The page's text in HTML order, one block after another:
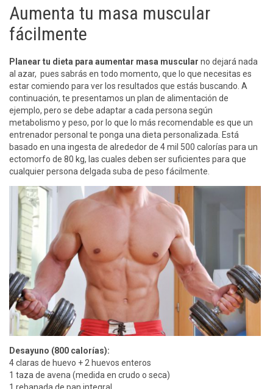
Aumenta tu masa muscular
fácilmente
Planear tu dieta para aumentar masa muscular no dejará nada
al azar, pues sabrás en todo momento, que lo que necesitas es
estar comiendo para ver los resultados que estás buscando. A
continuación, te presentamos un plan de alimentación de
ejemplo, pero se debe adaptar a cada persona según
metabolismo y peso, por lo que lo más recomendable es que un
entrenador personal te ponga una dieta personalizada. Está
basado en una ingesta de alrededor de 4 mil 500 calorías para un
ectomorfo de 80 kg, las cuales deben ser suficientes para que
cualquier persona delgada suba de peso fácilmente.
Desayuno (800 calorías):
4 claras de huevo + 2 huevos enteros
1 taza de avena (medida en crudo o seca)